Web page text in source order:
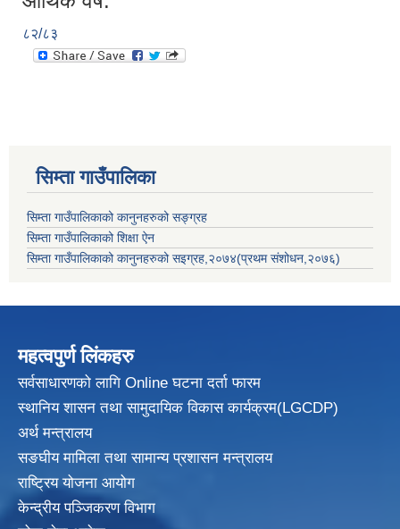
८२/८३
सिम्ता गाउँपालिका
सिम्ता गाउँपालिकाको कानुनहरुको सङ्ग्रह
सिम्ता गाउँपालिकाको शिक्षा ऐन
सिम्ता गाउँपालिकाको कानुनहरुको सइग्रह,२०७४(प्रथम संशोधन,२०७६)
महत्वपुर्ण लिंकहरु
सर्वसाधारणको लागि Online घटना दर्ता फारम
स्थानिय शासन तथा सामुदायिक विकासकार्यक्रम(LGCDP)
अर्थ मन्त्रालय
सङघीय मामिला तथा सामान्य प्रशासन मन्त्रालय
राष्ट्रिय योजना आयोग
केन्द्रीय पञ्जिकरण विभाग